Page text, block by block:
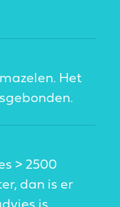
Het
> 2500
dan is er